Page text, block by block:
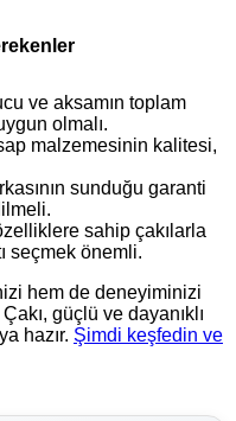
ve aksamın toplam
olmalı.
malzemesinin kalitesi,
sunduğu garanti
sahip çakılarla
seçmek önemli.
hem de deneyiminizi
güçlü ve dayanıklı
hazır. Şimdi keşfedin ve